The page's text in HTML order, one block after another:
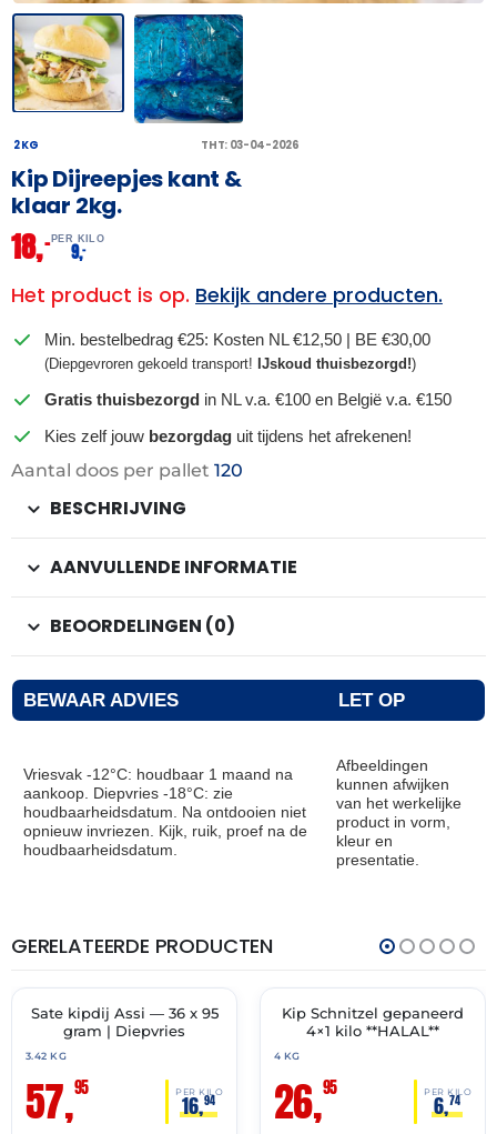
2 KG THT: 03-04-2026
Kip Dijreepjes kant &
klaar 2kg.
18,– PER KILO
9,–
Het product is op. Bekijk andere producten.
Min. bestelbedrag €25: Kosten NL €12,50 | BE €30,00
(Diepgevroren gekoeld transport! IJskoud thuisbezorgd!)
Gratis thuisbezorgd in NL v.a. €100 en België v.a. €150
Kies zelf jouw bezorgdag uit tijdens het afrekenen!
Aantal doos per pallet 120
BESCHRIJVING
AANVULLENDE INFORMATIE
BEOORDELINGEN (0)
BEWAAR ADVIES LET OP
Vriesvak -12°C: houdbaar 1 maand na
aankoop. Diepvries -18°C: zie
houdbaarheidsdatum. Na ontdooien niet
opnieuw invriezen. Kijk, ruik, proef na de
houdbaarheidsdatum.
Afbeeldingen
kunnen afwijken
van het werkelijke
product in vorm,
kleur en
presentatie.
GERELATEERDE PRODUCTEN
✓ VAST ASSORTIMENT
THT:
11-
Sate kipdij Assi — 36 x 95
gram | Diepvries
3.42 KG
57,95 PER KILO
16,94
✓ VAST ASSORTIMENT
Kip Schnitzel gepaneerd
4×1 kilo **HALAL**
4 KG
26,95 PER KILO
6,74